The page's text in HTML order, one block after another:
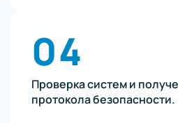
04
Проверка систем и
протокола безопасности.